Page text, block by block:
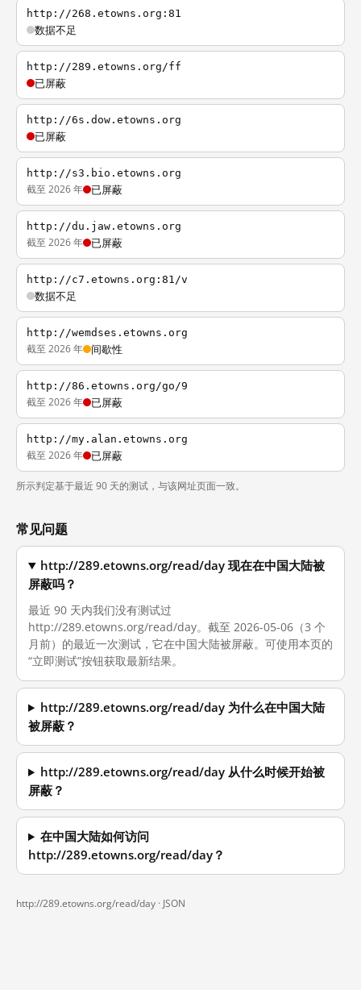
http://268.etowns.org:81
数据不足
http://289.etowns.org/ff
已屏蔽
http://6s.dow.etowns.org
已屏蔽
http://s3.bio.etowns.org
截至 2026 年 已屏蔽
http://du.jaw.etowns.org
截至 2026 年 已屏蔽
http://c7.etowns.org:81/v
数据不足
http://wemdses.etowns.org
截至 2026 年 间歇性
http://86.etowns.org/go/9
截至 2026 年 已屏蔽
http://my.alan.etowns.org
截至 2026 年 已屏蔽
所示判定基于最近 90 天的测试，与该网址页面一致。
常见问题
http://289.etowns.org/read/day 现在在中国大陆被
屏蔽吗？
最近 90 天内我们没有测试过
http://289.etowns.org/read/day。截至 2026-05-06（3 个
月前）的最近一次测试，它在中国大陆被屏蔽。可使用本页的
“立即测试”按钮获取最新结果。
http://289.etowns.org/read/day 为什么在中国大陆
被屏蔽？
http://289.etowns.org/read/day 从什么时候开始被
屏蔽？
在中国大陆如何访问
http://289.etowns.org/read/day？
http://289.etowns.org/read/day · JSON